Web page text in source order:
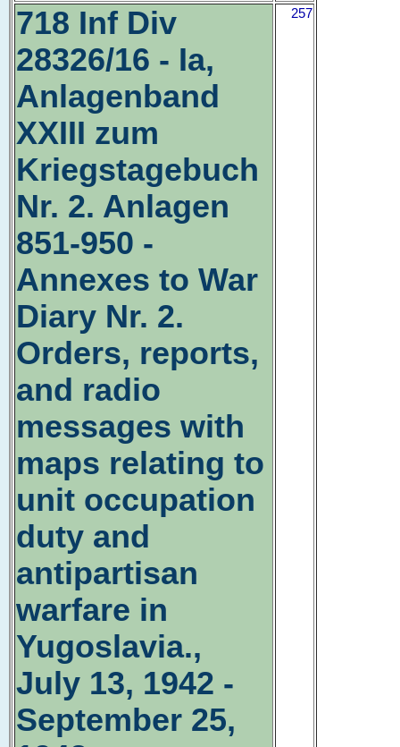
718 Inf Div
28326/16 - Ia,
Anlagenband
XXIII zum
Kriegstagebuch
Nr. 2. Anlagen
851-950 -
Annexes to War
Diary Nr. 2.
Orders, reports,
and radio
messages with
maps relating to
unit occupation
duty and
antipartisan
warfare in
Yugoslavia.,
July 13, 1942 -
September 25,
257